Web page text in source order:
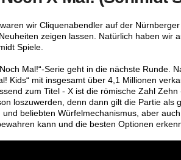
wir Cliquenabendler auf der
zeigen lassen. Natürlich haben wir
Spiele.
Mal!“-Serie geht in die nächste Runde.
Kids“ mit insgesamt über 4,1 Millionen
zum Titel - X ist die römische Zahl
loszuwerden, denn dann gilt die Partie als
und beliebten Würfelmechanismus, aber
kann und die besten Optionen